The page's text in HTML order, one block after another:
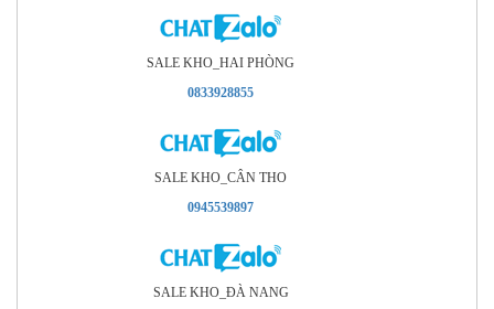
SALE KHO_HAI PHÒNG
0833928855
SALE KHO_CÂN THO
0945539897
SALE KHO_ÐÀ NANG